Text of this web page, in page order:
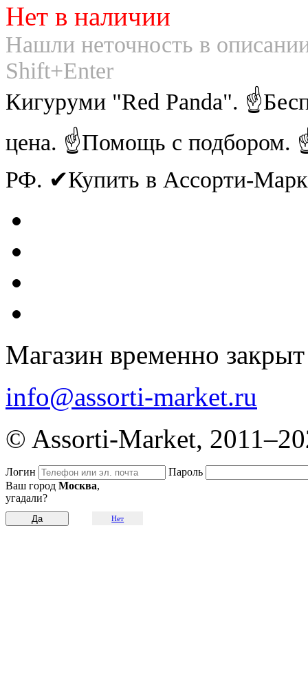
Нет в наличии
Нашли неточность в
Shift+Enter
Кигуруми "Red Panda".
цена. ☝Помощь с подбором.
РФ. ✔Купить в Ассорти-
Магазин временно закрыт
info@assorti-market.ru
© Assorti-Market,
Логин
Пароль
Ваш город Москва,
угадали?
Нет